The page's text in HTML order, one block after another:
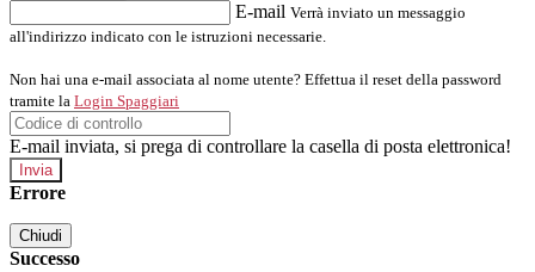
E-mail Verrà inviato un messaggio
all'indirizzo indicato con le istruzioni necessarie.
Non hai una e-mail associata al nome utente? Effettua il reset della password
tramite la Login Spaggiari
E-mail inviata, si prega di controllare la casella di posta elettronica!
Errore
Chiudi
Successo